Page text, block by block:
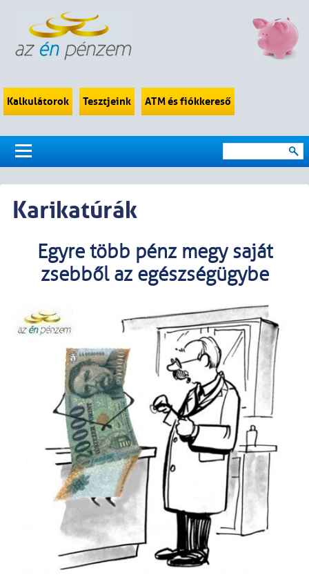
Kalkulátorok Tesztjeink ATM és fiókkereső
Karikatúrák
Egyre több pénz megy saját
zsebből az egészségügybe